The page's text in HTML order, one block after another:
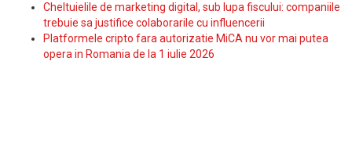
Cheltuielile de marketing digital, sub lupa fiscului: companiile
trebuie sa justifice colaborarile cu influencerii
Platformele cripto fara autorizatie MiCA nu vor mai putea
opera in Romania de la 1 iulie 2026